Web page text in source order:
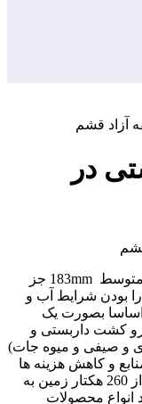
آزاد قشم
در
متوسط mm
183 جز
بودن شرایط آب و
و مرطوب( رطوبت نسبی 50%) اساسا بصورت یک
رو کشت داربستی و
و صیفی و میوه جات)
و کاهش هزینه ها
می گردد. منطقه آزاد قشم با تخصیص بیش از 260 هکتار زمین به
محصولات